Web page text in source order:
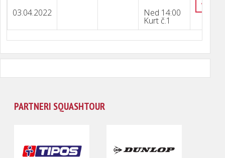
03.04.2022 Ned 14:00
Kurt č.1
PARTNERI SQUASHTOUR